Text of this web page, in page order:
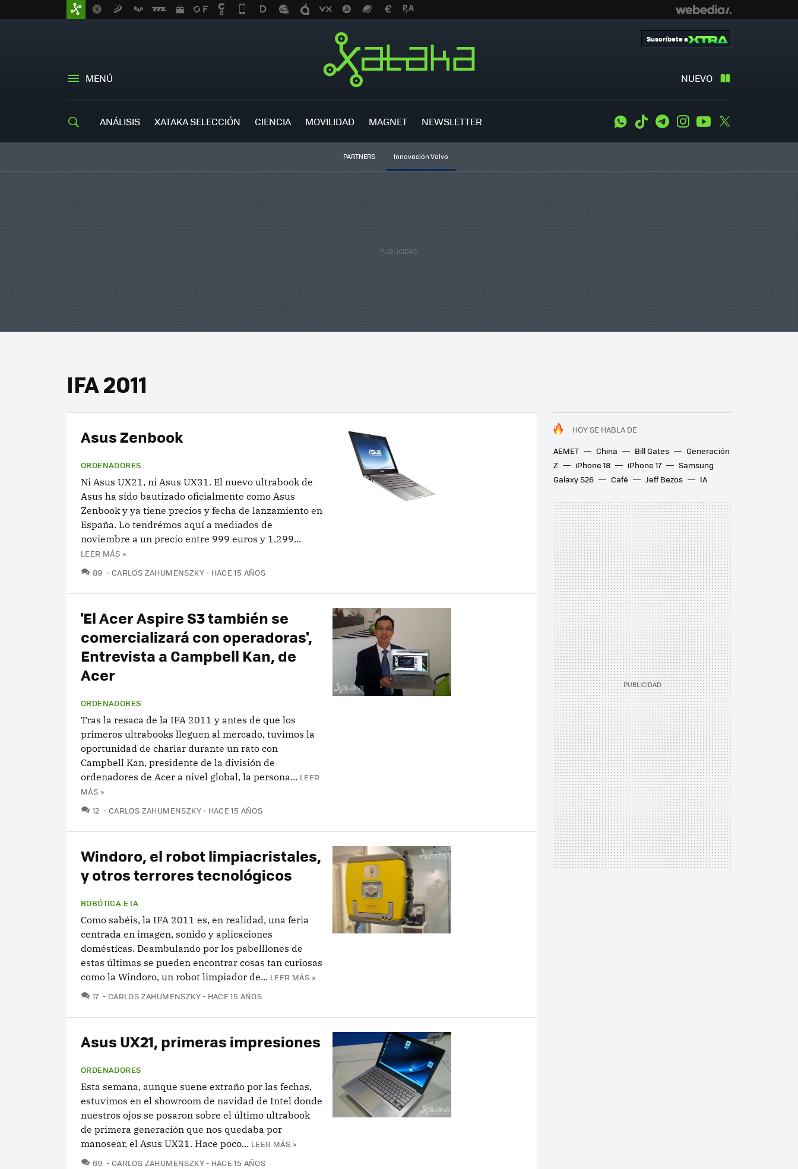
MENÚ NUEVO
Suscríbete a
ANÁLISIS XATAKA SELECCIÓN CIENCIA MOVILIDAD MAGNET NEWSLETTER WhatsApp
Tiktok TelegramInstagramYoutube
PARTNERS Innovación Volvo
IFA 2011
HOY SE HABLA DE
AEMET
China Bill Gates
Generación
Z
iPhone 18 iPhone 17
Samsung
Galaxy S26
Café Jeff Bezos IA
Asus Zenbook
ORDENADORES
Ni Asus UX21, ni Asus UX31. El nuevo ultrabook de
Asus ha sido bautizado oficialmente como Asus
Zenbook y ya tiene precios y fecha de lanzamiento en
España. Lo tendrémos aquí a mediados de
noviembre a un precio entre 999 euros y 1.299...
LEER MÁS »
89 COMENTARIOS
CARLOS ZAHUMENSZKY HACE 15 AÑOS
'El Acer Aspire S3 también se
comercializará con operadoras',
Entrevista a Campbell Kan, de
Acer
ORDENADORES
Tras la resaca de la IFA 2011 y antes de que los
primeros ultrabooks lleguen al mercado, tuvimos la
oportunidad de charlar durante un rato con
Campbell Kan, presidente de la división de
ordenadores de Acer a nivel global, la persona... LEER
MÁS »
12 COMENTARIOS
CARLOS ZAHUMENSZKY HACE 15 AÑOS
Windoro, el robot limpiacristales,
y otros terrores tecnológicos
ROBÓTICA E IA
Como sabéis, la IFA 2011 es, en realidad, una feria
centrada en imagen, sonido y aplicaciones
domésticas. Deambulando por los pabelllones de
estas últimas se pueden encontrar cosas tan curiosas
como la Windoro, un robot limpiador de... LEER MÁS »
17 COMENTARIOS
CARLOS ZAHUMENSZKY HACE 15 AÑOS
Asus UX21, primeras impresiones
ORDENADORES
Esta semana, aunque suene extraño por las fechas,
estuvimos en el showroom de navidad de Intel donde
nuestros ojos se posaron sobre el último ultrabook
de primera generación que nos quedaba por
manosear, el Asus UX21. Hace poco... LEER MÁS »
69 COMENTARIOS
CARLOS ZAHUMENSZKY HACE 15 AÑOS